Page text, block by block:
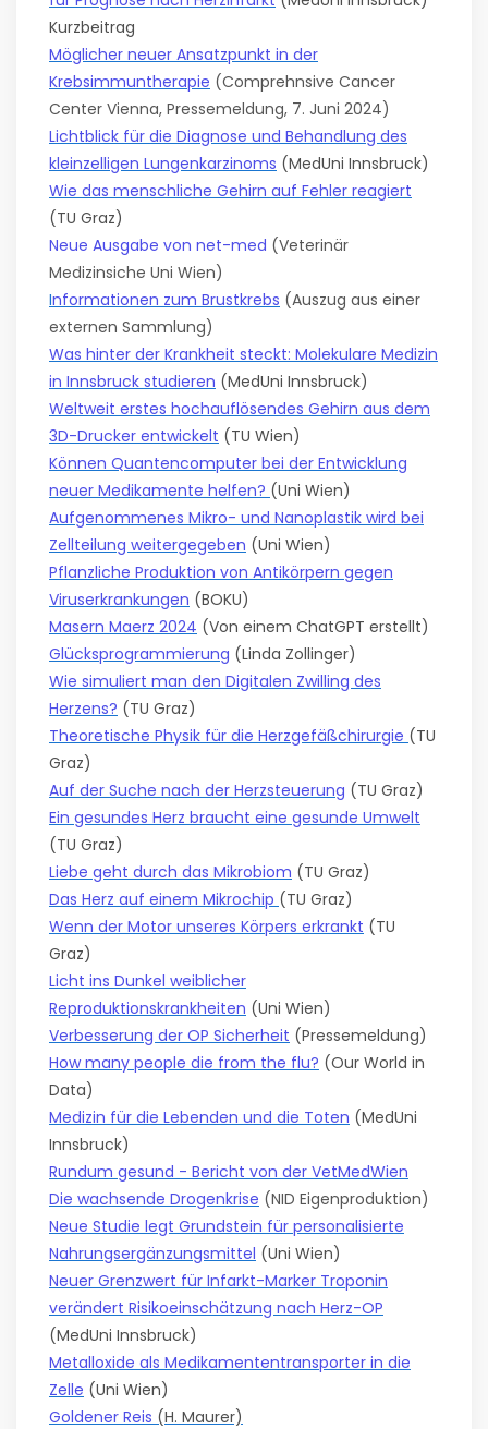
Kurzbeitrag
Möglicher neuer Ansatzpunkt in der
Krebsimmuntherapie (Comprehnsive Cancer
Center Vienna, Pressemeldung, 7. Juni 2024)
Lichtblick für die Diagnose und Behandlung des
kleinzelligen Lungenkarzinoms (MedUni Innsbruck)
Wie das menschliche Gehirn auf Fehler reagiert
(TU Graz)
Neue Ausgabe von net-med (Veterinär
Medizinsiche Uni Wien)
Informationen zum Brustkrebs (Auszug aus einer
externen Sammlung)
Was hinter der Krankheit steckt: Molekulare Medizin
in Innsbruck studieren (MedUni Innsbruck)
Weltweit erstes hochauflösendes Gehirn aus dem
3D-Drucker entwickelt (TU Wien)
Können Quantencomputer bei der Entwicklung
neuer Medikamente helfen? (Uni Wien)
Aufgenommenes Mikro- und Nanoplastik wird bei
Zellteilung weitergegeben (Uni Wien)
Pflanzliche Produktion von Antikörpern gegen
Viruserkrankungen (BOKU)
Masern Maerz 2024 (Von einem ChatGPT erstellt)
Glücksprogrammierung (Linda Zollinger)
Wie simuliert man den Digitalen Zwilling des
Herzens? (TU Graz)
Theoretische Physik für die Herzgefäßchirurgie (TU
Graz)
Auf der Suche nach der Herzsteuerung (TU Graz)
Ein gesundes Herz braucht eine gesunde Umwelt
(TU Graz)
Liebe geht durch das Mikrobiom (TU Graz)
Das Herz auf einem Mikrochip (TU Graz)
Wenn der Motor unseres Körpers erkrankt (TU
Graz)
Licht ins Dunkel weiblicher
Reproduktionskrankheiten (Uni Wien)
Verbesserung der OP Sicherheit (Pressemeldung)
How many people die from the flu? (Our World in
Data)
Medizin für die Lebenden und die Toten (MedUni
Innsbruck)
Rundum gesund - Bericht von der VetMedWien
Die wachsende Drogenkrise (NID Eigenproduktion)
Neue Studie legt Grundstein für personalisierte
Nahrungsergänzungsmittel (Uni Wien)
Neuer Grenzwert für Infarkt-Marker Troponin
verändert Risikoeinschätzung nach Herz-OP
(MedUni Innsbruck)
Metalloxide als Medikamententransporter in die
Zelle (Uni Wien)
Goldener Reis (H. Maurer)